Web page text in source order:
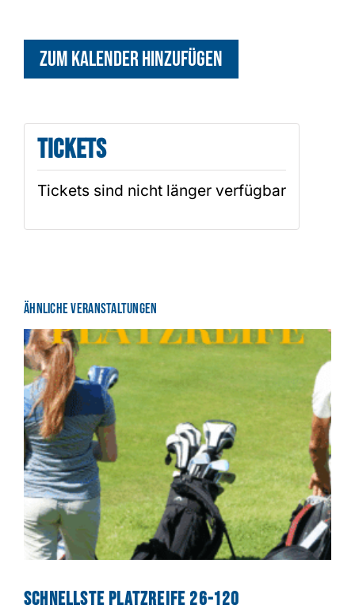
Zum Kalender hinzufügen
Tickets
Tickets sind nicht länger verfügbar
Ähnliche Veranstaltungen
Schnellste Platzreife 26-120